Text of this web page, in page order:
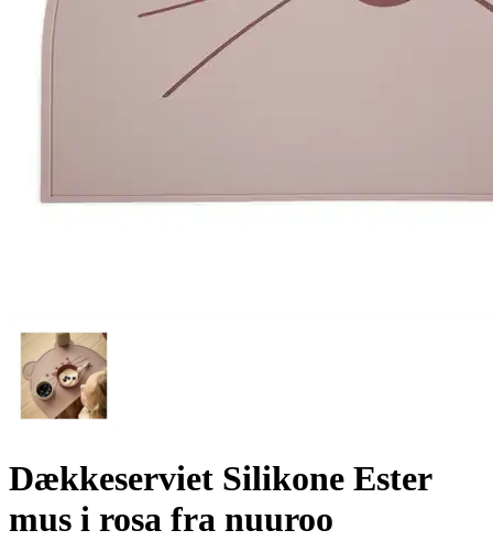
Dækkeserviet Silikone Ester
mus i rosa fra nuuroo